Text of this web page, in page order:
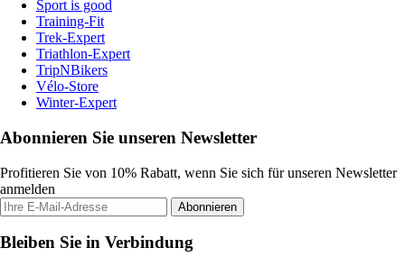
Sport is good
Training-Fit
Trek-Expert
Triathlon-Expert
TripNBikers
Vélo-Store
Winter-Expert
Abonnieren Sie unseren Newsletter
Profitieren Sie von 10% Rabatt, wenn Sie sich für unseren Newsletter
anmelden
Abonnieren
Bleiben Sie in Verbindung